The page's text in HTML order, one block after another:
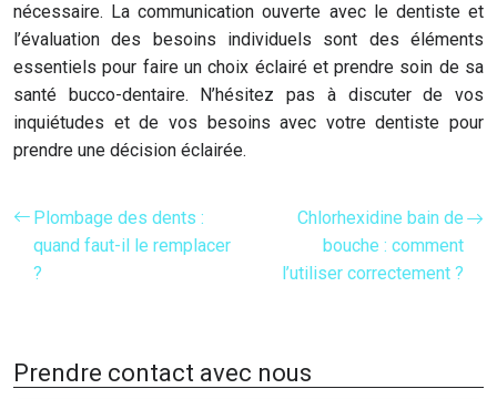
nécessaire. La communication ouverte avec le dentiste et
l’évaluation des besoins individuels sont des éléments
essentiels pour faire un choix éclairé et prendre soin de sa
santé bucco-dentaire. N’hésitez pas à discuter de vos
inquiétudes et de vos besoins avec votre dentiste pour
prendre une décision éclairée.
Plombage des dents :
quand faut-il le remplacer
?
Chlorhexidine bain de
bouche : comment
l’utiliser correctement ?
Prendre contact avec nous